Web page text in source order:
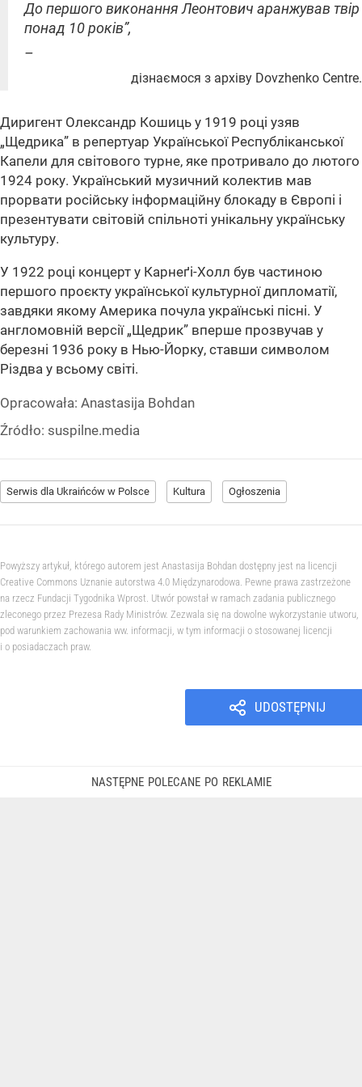
До першого виконання Леонтович аранжував твір
понад 10 років”,
–
дізнаємося з архіву Dovzhenko Centre.
Диригент Олександр Кошиць у 1919 році узяв
„Щедрика” в репертуар Української Республіканської
Капели для світового турне, яке протривало до лютого
1924 року. Український музичний колектив мав
прорвати російську інформаційну блокаду в Європі і
презентувати світовій спільноті унікальну українську
культуру.
У 1922 році концерт у Карнеґі-Холл був частиною
першого проєкту української культурної дипломатії,
завдяки якому Америка почула українські пісні. У
англомовній версії „Щедрик” вперше прозвучав у
березні 1936 року в Нью-Йорку, ставши символом
Різдва у всьому світі.
Opracowała: Anastasija Bohdan
Źródło: suspilne.media
Serwis dla Ukraińców w Polsce Kultura Ogłoszenia
Powyższy artykuł, którego autorem jest Anastasija Bohdan dostępny jest na licencji
Creative Commons Uznanie autorstwa 4.0 Międzynarodowa. Pewne prawa zastrzeżone
na rzecz Fundacji Tygodnika Wprost. Utwór powstał w ramach zadania publicznego
zleconego przez Prezesa Rady Ministrów. Zezwala się na dowolne wykorzystanie utworu,
pod warunkiem zachowania ww. informacji, w tym informacji o stosowanej licencji
i o posiadaczach praw.
UDOSTĘPNIJ